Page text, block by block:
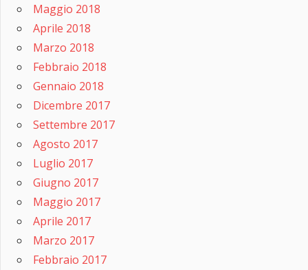
Maggio 2018
Aprile 2018
Marzo 2018
Febbraio 2018
Gennaio 2018
Dicembre 2017
Settembre 2017
Agosto 2017
Luglio 2017
Giugno 2017
Maggio 2017
Aprile 2017
Marzo 2017
Febbraio 2017